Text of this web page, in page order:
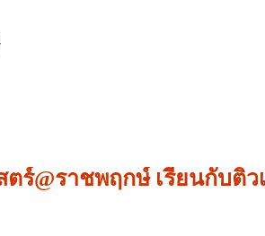
ร์@ราชพฤกษ์ เรียนกับติว